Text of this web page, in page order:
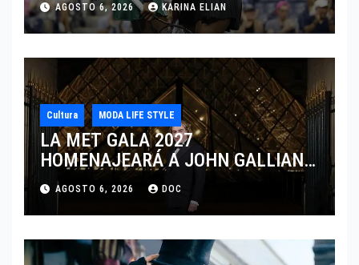
CINCINNATI 2026
AGOSTO 6, 2026 KARINA ELIAN
Cultura MODA LIFE STYLE
LA MET GALA 2027
HOMENAJEARÁ A JOHN GALLIANO
MARCANDO EL REGRESO DEL REY
DEL DRAMATISMO
AGOSTO 6, 2026 DOC